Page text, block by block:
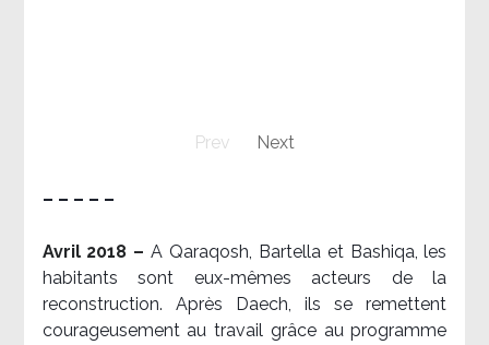
Prev Next
– – – – –
Avril 2018 –A Qaraqosh, Bartella et Bashiqa, les
habitants sont eux-mêmes acteurs de la
reconstruction. Après Daech, ils se remettent
courageusement au travail grâce au programme